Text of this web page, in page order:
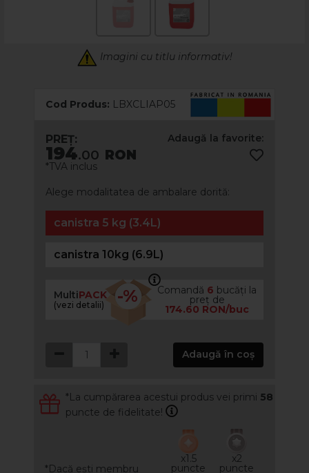
Imagini cu titlu informativ!
Cod Produs: LBXCLIAP05
Adaugă la favorite:
PREȚ:
194.00 RON
*TVA inclus
Alege modalitatea de ambalare dorită:
canistra 5 kg (3.4L)
canistra 10kg (6.9L)
MultiPACK
(vezi detalii) -% Comandă 6 bucăți la
preț de
174.60 RON/buc
Adaugă în coș
*La cumpărarea acestui produs vei primi 58
puncte de fidelitate!
*Dacă ești membru
x1.5
puncte
x2
puncte